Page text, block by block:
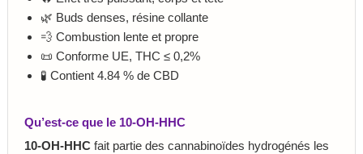
🌿 Buds denses, résine collante
💨 Combustion lente et propre
📜 Conforme UE, THC ≤ 0,2%
🧪 Contient 4.84 % de CBD
Qu’est-ce que le 10-OH-HHC
10-OH-HHC fait partie des cannabinoïdes hydrogénés les